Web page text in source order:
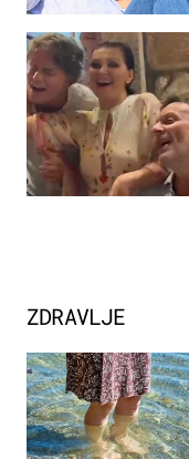
ZDRAVLJE